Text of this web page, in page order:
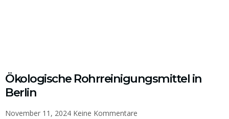
Ökologische Rohrreinigungsmittel in
Berlin
November 11, 2024 Keine Kommentare